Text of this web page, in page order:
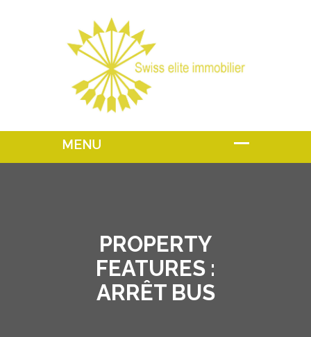
PROPERTY
FEATURES :
ARRÊT BUS